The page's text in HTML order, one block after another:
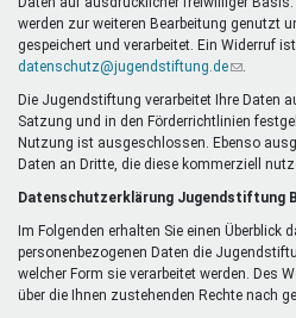
Schule & Beruf
Demokratie & Beteiligung
werden zur weiteren Bearbeitung genutzt
gespeichert und verarbeitet. Ein Widerruf
datenschutz@jugendstiftung.de(Link
E-
Mail)
Die Jugendstiftung verarbeitet Ihre Daten
Satzung und in den Förderrichtlinien
Nutzung ist ausgeschlossen. Ebenso
Daten an Dritte, die diese kommerziell
Datenschutzerklärung Jugendstiftung
Im Folgenden erhalten Sie einen Überblick
personenbezogenen Daten die
welcher Form sie verarbeitet werden. Des
über die Ihnen zustehenden Rechte nach